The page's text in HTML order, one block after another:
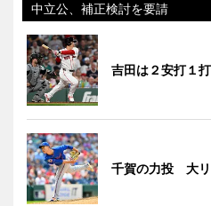
中立公、補正検討を要請
吉田は２安打１
千賀の力投 大